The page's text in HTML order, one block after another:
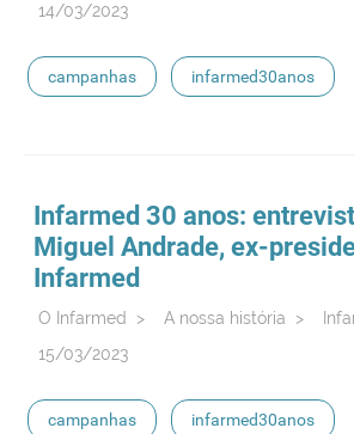
14/03/2023
campanhas infarmed30anos
Infarmed 30 anos:
Miguel Andrade, ex-
Infarmed
O Infarmed > A nossa história >
15/03/2023
campanhas infarmed30anos